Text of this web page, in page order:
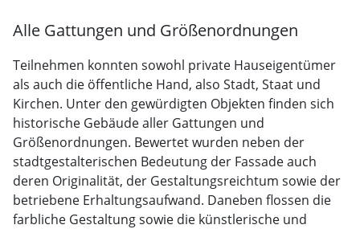
Alle Gattungen und Größenordnungen
Teilnehmen konnten sowohl private Hauseigentümer
als auch die öffentliche Hand, also Stadt, Staat und
Kirchen. Unter den gewürdigten Objekten finden sich
historische Gebäude aller Gattungen und
Größenordnungen. Bewertet wurden neben der
stadtgestalterischen Bedeutung der Fassade auch
deren Originalität, der Gestaltungsreichtum sowie der
betriebene Erhaltungsaufwand. Daneben flossen die
farbliche Gestaltung sowie die künstlerische und